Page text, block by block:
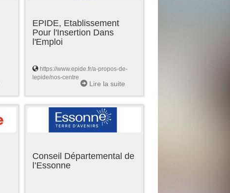
EPIDE, Etablissement
Pour l'Insertion Dans
l'Emploi
https://www.epide.fr/a-propos-de-
lepide/nos-centre
Lire la suite
Conseil Départemental de
l’Essonne